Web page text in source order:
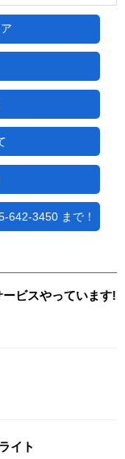
642-3450 まで！
ビスやっています!
イト